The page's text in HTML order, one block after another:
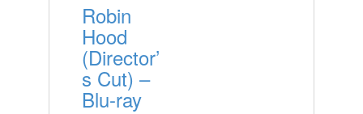
Robin
Hood
(Director’
s Cut) –
Blu-ray